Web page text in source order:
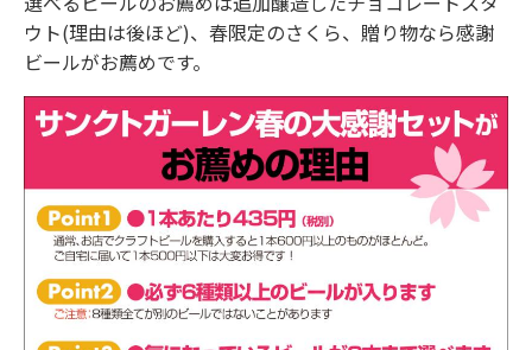
ウト(理由は後ほど)、春限定のさくら、贈り物なら感謝
ビールがお薦めです。